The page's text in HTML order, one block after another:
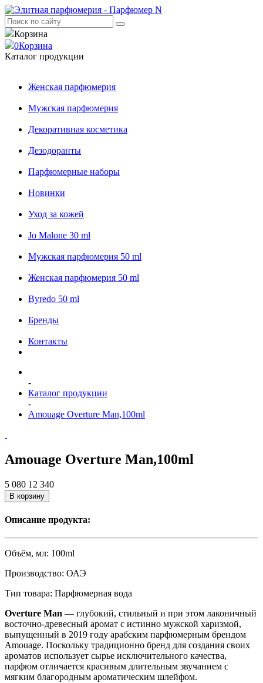
Корзина
0Корзина
Каталог продукции
Женская парфюмерия
Мужская парфюмерия
Декоративная косметика
Дезодоранты
Парфюмерные наборы
Новинки
Уход за кожей
Jo Malone 30 ml
Мужская парфюмерия 50 ml
Женская парфюмерия 50 ml
Byredo 50 ml
Бренды
Контакты
-
Каталог продукции
-
Amouage Overture Man,100ml
Amouage Overture Man,100ml
5 080 12 340
В корзину
Описание продукта:
Объём, мл: 100ml
Производство: ОАЭ
Тип товара: Парфюмерная вода
Overture Man — глубокий, стильный и при этом лаконичный
восточно-древесный аромат с истинно мужской харизмой,
выпущенный в 2019 году арабским парфюмерным брендом
Amouage. Поскольку традиционно бренд для создания своих
ароматов использует сырье исключительного качества,
парфюм отличается красивым длительным звучанием с
мягким благородным ароматическим шлейфом.